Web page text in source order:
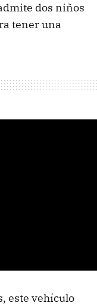
dos niños
tener una
este vehículo